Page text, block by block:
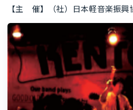
【主 催】（社）日本軽音楽振興